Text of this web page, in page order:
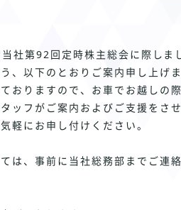
社第92回定時株主総会に際しま
、以下のとおりご案内申し上げま
おりますので、お車でお越しの
ッフがご案内およびご支援をさ
軽にお申し付けください。
は、事前に当社総務部までご連